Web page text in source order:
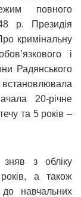
повного
р. Президія
кримінальну
і
Радянського
20-річне
та 5 років –
з обліку
а також
навчальних